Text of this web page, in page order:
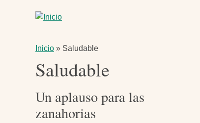
cuenta
de
usuario
Ruta
de
navegación
Inicio Saludable
Saludable
Un aplauso para las
zanahorias